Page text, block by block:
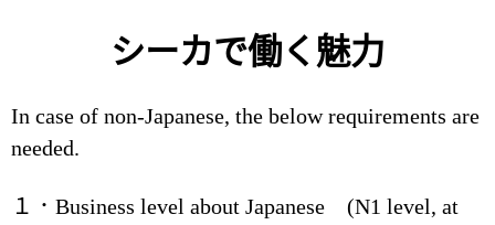
シーカで働く魅力
In case of non-Japanese, the below requirements are
needed.
１．Business level about Japanese (N1 level, at